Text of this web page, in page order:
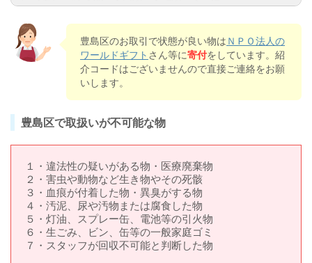
豊島区のお取引で状態が良い物は ＮＰＯ法人の
ワールドギフト さん等に寄付をしています。紹
介コードはございませんので直接ご連絡をお願
いします。
豊島区で取扱いが不可能な物
１・違法性の疑いがある物・医療廃棄物
２・害虫や動物など生き物やその死骸
３・血痕が付着した物・異臭がする物
４・汚泥、尿や汚物または腐食した物
５・灯油、スプレー缶、電池等の引火物
６・生ごみ、ビン、缶等の一般家庭ゴミ
７・スタッフが回収不可能と判断した物